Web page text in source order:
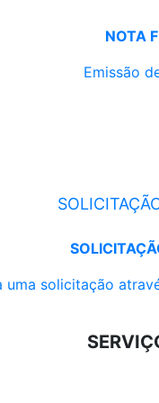
NOTA
Emissão
uma solicitação